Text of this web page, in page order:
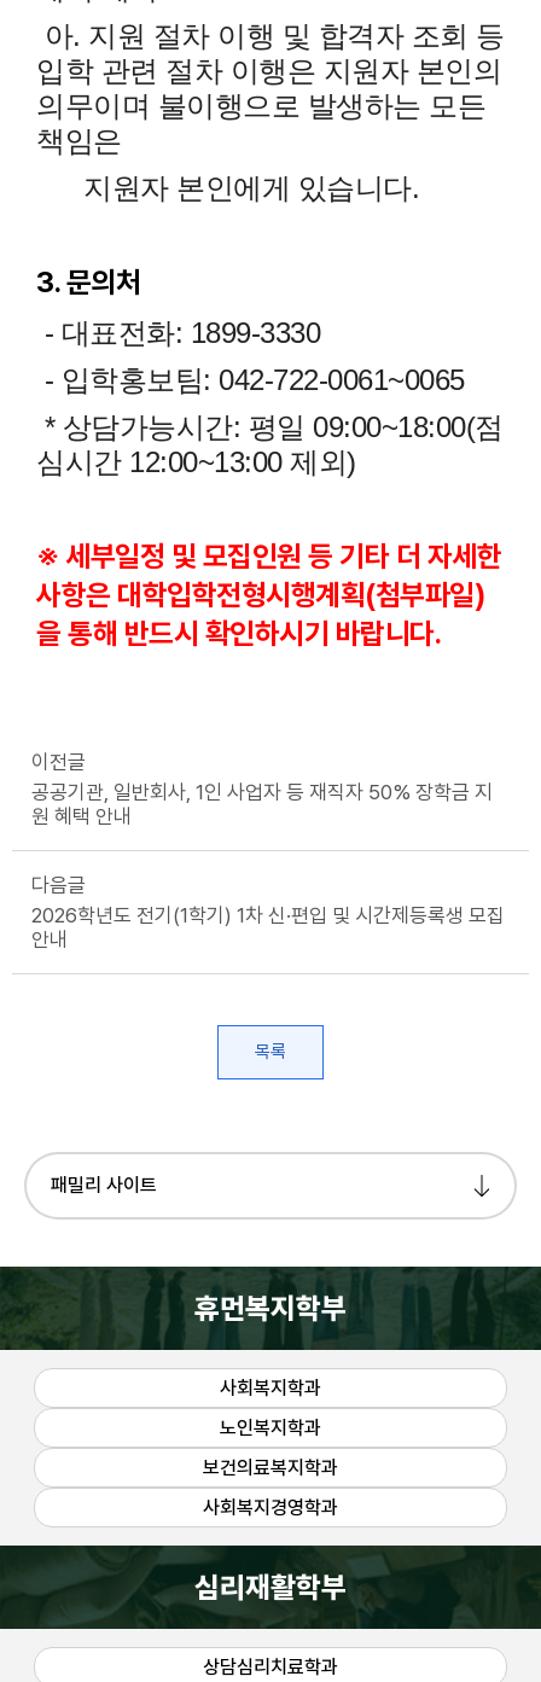
아. 지원 절차 이행 및 합격자 조회 등
입학 관련 절차 이행은 지원자 본인의
의무이며 불이행으로 발생하는 모든
책임은
지원자 본인에게 있습니다.
3. 문의처
- 대표전화: 1899-3330
- 입학홍보팀: 042-722-0061~0065
* 상담가능시간: 평일 09:00~18:00(점
심시간 12:00~13:00 제외)
※ 세부일정 및 모집인원 등 기타 더 자세한
사항은 대학입학전형시행계획(첨부파일)
을 통해 반드시 확인하시기 바랍니다.
이전글
공공기관, 일반회사, 1인 사업자 등 재직자 50% 장학금 지
원 혜택 안내
다음글
2026학년도 전기(1학기) 1차 신·편입 및 시간제등록생 모집
안내
목록
휴먼복지학부
사회복지학과
노인복지학과
보건의료복지학과
사회복지경영학과
심리재활학부
상담심리치료학과
패밀리 사이트